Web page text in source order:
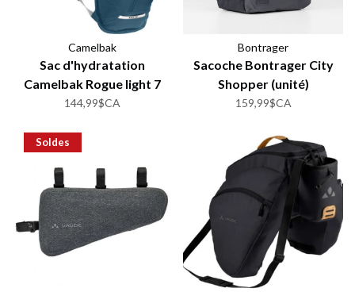
Camelbak
Sac d'hydratation
Camelbak Rogue light 7
70oz
144,99$CA
Bontrager
Sacoche Bontrager City
Shopper (unité)
159,99$CA
Soldes